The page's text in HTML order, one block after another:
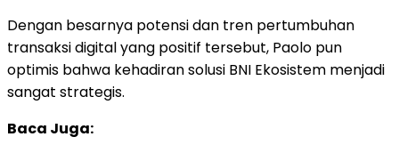
Dengan besarnya potensi dan tren pertumbuhan
transaksi digital yang positif tersebut, Paolo pun
optimis bahwa kehadiran solusi BNI Ekosistem menjadi
sangat strategis.
Baca Juga: